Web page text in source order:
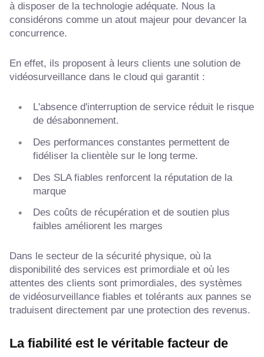
à disposer de la technologie adéquate. Nous la
considérons comme un atout majeur pour devancer la
concurrence.
En effet, ils proposent à leurs clients une solution de
vidéosurveillance dans le cloud qui garantit :
L'absence d'interruption de service réduit le risque
de désabonnement.
Des performances constantes permettent de
fidéliser la clientèle sur le long terme.
Des SLA fiables renforcent la réputation de la
marque
Des coûts de récupération et de soutien plus
faibles améliorent les marges
Dans le secteur de la sécurité physique, où la
disponibilité des services est primordiale et où les
attentes des clients sont primordiales, des systèmes
de vidéosurveillance fiables et tolérants aux pannes se
traduisent directement par une protection des revenus.
La fiabilité est le véritable facteur de